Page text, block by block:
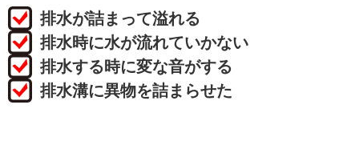
排水が詰まって溢れる
排水時に水が流れていかない
排水する時に変な音がする
排水溝に異物を詰まらせた